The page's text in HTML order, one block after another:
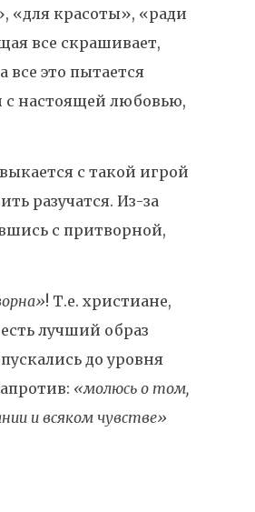
«для красоты», «ради
все скрашивает,
все это пытается
с настоящей любовью,
с такой игрой
разучатся. Из-за
с притворной,
! Т.е. христиане,
лучший образ
до уровня
«молюсь о том,
и всяком чувстве»